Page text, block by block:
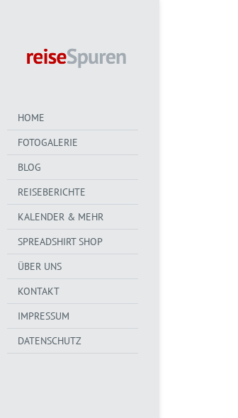
HOME
FOTOGALERIE
BLOG
REISEBERICHTE
KALENDER & MEHR
SPREADSHIRT SHOP
ÜBER UNS
KONTAKT
IMPRESSUM
DATENSCHUTZ